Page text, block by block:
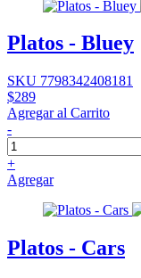
Platos - Bluey
SKU 7798342408181
$289
Agregar al Carrito
-
+
Agregar
Platos - Cars